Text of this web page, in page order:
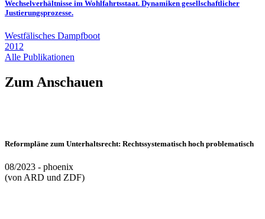
Wechselverhältnisse im Wohlfahrtsstaat. Dynamiken gesellschaftlicher
Justierungsprozesse.
Westfälisches Dampfboot
2012
Alle Publikationen
Zum Anschauen
Reformpläne zum Unterhaltsrecht: Rechtssystematisch hoch problematisch
08/2023 - phoenix
(von ARD und ZDF)